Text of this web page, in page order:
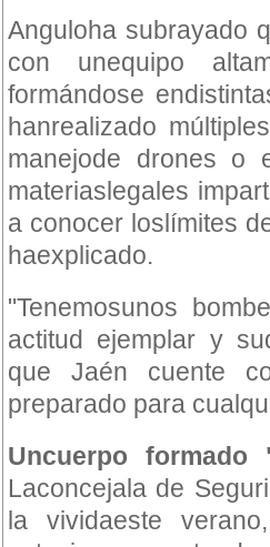
Anguloha subrayado
con unequipo
formándose
hanrealizado
manejode drones o
materiaslegales
a conocer loslímites
haexplicado.
"Tenemosunos
actitud ejemplar y
que Jaén cuente
preparado para
Uncuerpo
Laconcejala de
la vividaeste